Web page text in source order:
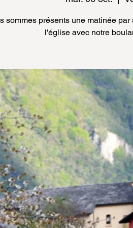
sommes présents une matinée
l'église avec notre